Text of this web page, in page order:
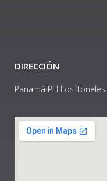
DIRECCIÓN
Panamá PH Los